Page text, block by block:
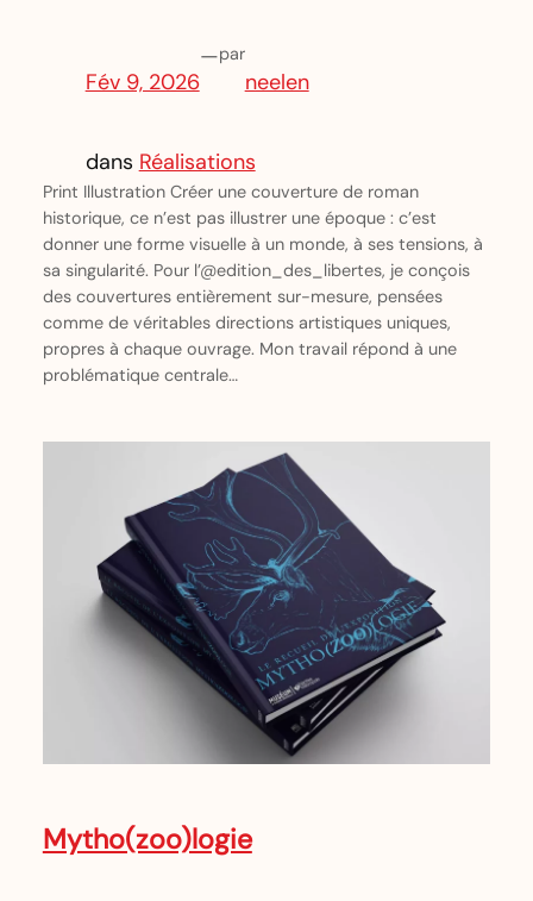
Fév 9, 2026
—par
neelen
dans Réalisations
Print Illustration Créer une couverture de roman
historique, ce n’est pas illustrer une époque : c’est
donner une forme visuelle à un monde, à ses tensions, à
sa singularité. Pour l’@edition_des_libertes, je conçois
des couvertures entièrement sur-mesure, pensées
comme de véritables directions artistiques uniques,
propres à chaque ouvrage. Mon travail répond à une
problématique centrale…
Mytho(zoo)logie